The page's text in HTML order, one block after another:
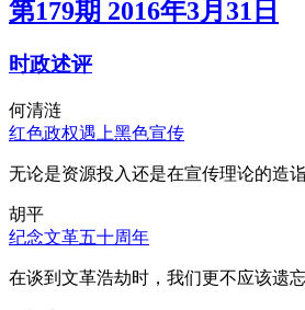
第179期 2016年3月31日
时政述评
何清涟
红色政权遇上黑色宣传
无论是资源投入还是在宣传理论的造
胡平
纪念文革五十周年
在谈到文革浩劫时，我们更不应该遗